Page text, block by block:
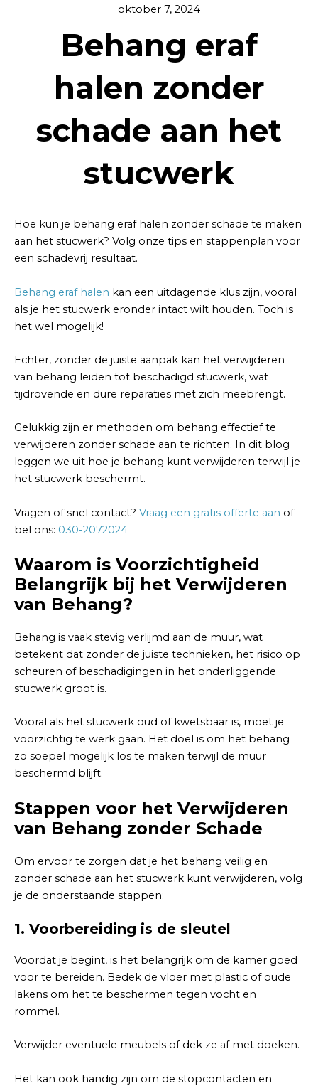
oktober 7, 2024
Behang eraf
halen zonder
schade aan het
stucwerk
Hoe kun je behang eraf halen zonder schade te maken
aan het stucwerk? Volg onze tips en stappenplan voor
een schadevrij resultaat.
Behang eraf halen kan een uitdagende klus zijn, vooral
als je het stucwerk eronder intact wilt houden. Toch is
het wel mogelijk!
Echter, zonder de juiste aanpak kan het verwijderen
van behang leiden tot beschadigd stucwerk, wat
tijdrovende en dure reparaties met zich meebrengt.
Gelukkig zijn er methoden om behang effectief te
verwijderen zonder schade aan te richten. In dit blog
leggen we uit hoe je behang kunt verwijderen terwijl je
het stucwerk beschermt.
Vragen of snel contact? Vraag een gratis offerte aan of
bel ons: 030-2072024
Waarom is Voorzichtigheid
Belangrijk bij het Verwijderen
van Behang?
Behang is vaak stevig verlijmd aan de muur, wat
betekent dat zonder de juiste technieken, het risico op
scheuren of beschadigingen in het onderliggende
stucwerk groot is.
Vooral als het stucwerk oud of kwetsbaar is, moet je
voorzichtig te werk gaan. Het doel is om het behang
zo soepel mogelijk los te maken terwijl de muur
beschermd blijft.
Stappen voor het Verwijderen
van Behang zonder Schade
Om ervoor te zorgen dat je het behang veilig en
zonder schade aan het stucwerk kunt verwijderen, volg
je de onderstaande stappen:
1. Voorbereiding is de sleutel
Voordat je begint, is het belangrijk om de kamer goed
voor te bereiden. Bedek de vloer met plastic of oude
lakens om het te beschermen tegen vocht en
rommel.
Verwijder eventuele meubels of dek ze af met doeken.
Het kan ook handig zijn om de stopcontacten en